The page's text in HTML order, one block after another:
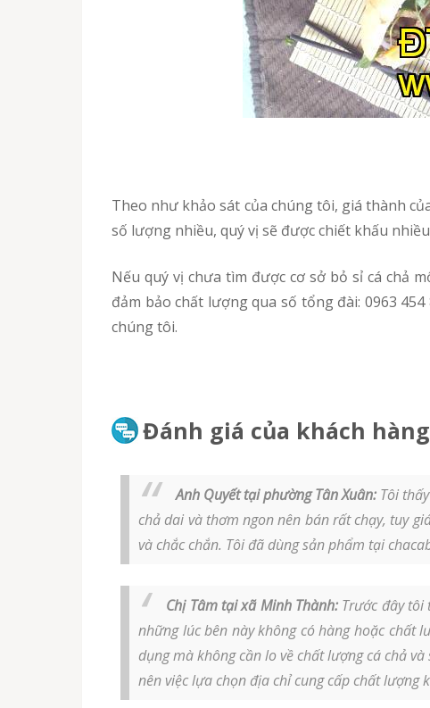
Theo như khảo sát của chúng tôi, giá thành của chả cá nóng tăng hay giảm sẽ phụ thuộc vào việc bạn lấy số lượng chả cá ít hay nhiều. Nếu lấy với
số lượng nhiều, quý vị sẽ được chiết khấu
Nếu quý vị chưa tìm được cơ sở bỏ sỉ cá chả mối giá rẻ ở Bình Phước hãy liên lạc ngay với Chacavungtau – cơ sở chuyên phân phối chả cá nóng
đảm bảo chất lượng qua số tổng đài: 0963
chúng tôi.
Đánh giá của khách
Anh Quyết tại phường Tân Xuân: Tôi
chả dai và thơm ngon nên bán rất chạy, tuy
và chắc chắn. Tôi đã dùng sản phẩm tại
Chị Tâm tại xã Minh Thành:Trước đây tôi
những lúc bên này không có hàng hoặc chất
dụng mà không cần lo về chất lượng cá chả
nên việc lựa chọn địa chỉ cung cấp chất lượng